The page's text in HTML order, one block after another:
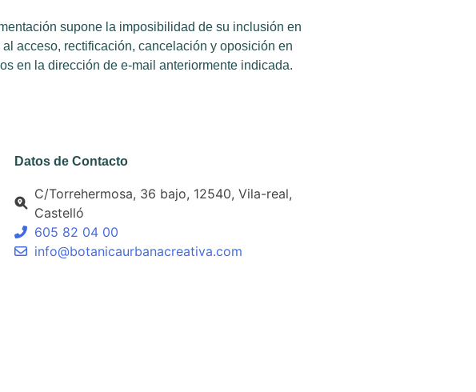
supone la imposibilidad de su inclusión en
acceso, rectificación, cancelación y oposición en
en la dirección de e-mail anteriormente indicada.
Datos de Contacto
C/Torrehermosa, 36 bajo, 12540, Vila-real,
Castelló
605 82 04 00
info@botanicaurbanacreativa.com